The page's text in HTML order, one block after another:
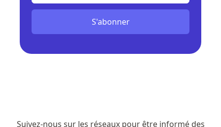
S'abonner
Suivez-nous sur les réseaux pour être informé des